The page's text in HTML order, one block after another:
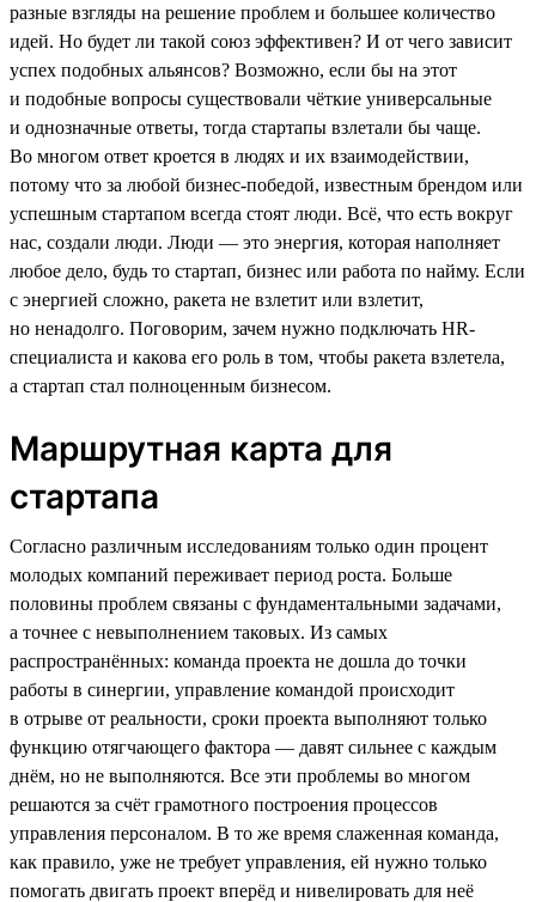
разные взгляды на решение проблем и большее количество
идей. Но будет ли такой союз эффективен? И от чего зависит
успех подобных альянсов? Возможно, если бы на этот
и подобные вопросы существовали чёткие универсальные
и однозначные ответы, тогда стартапы взлетали бы чаще.
Во многом ответ кроется в людях и их взаимодействии,
потому что за любой бизнес-победой, известным брендом или
успешным стартапом всегда стоят люди. Всё, что есть вокруг
нас, создали люди. Люди — это энергия, которая наполняет
любое дело, будь то стартап, бизнес или работа по найму. Если
с энергией сложно, ракета не взлетит или взлетит,
но ненадолго. Поговорим, зачем нужно подключать HR-
специалиста и какова его роль в том, чтобы ракета взлетела,
а стартап стал полноценным бизнесом.
Маршрутная карта для
стартапа
Согласно различным исследованиям только один процент
молодых компаний переживает период роста. Больше
половины проблем связаны с фундаментальными задачами,
а точнее с невыполнением таковых. Из самых
распространённых: команда проекта не дошла до точки
работы в синергии, управление командой происходит
в отрыве от реальности, сроки проекта выполняют только
функцию отягчающего фактора — давят сильнее с каждым
днём, но не выполняются. Все эти проблемы во многом
решаются за счёт грамотного построения процессов
управления персоналом. В то же время слаженная команда,
как правило, уже не требует управления, ей нужно только
помогать двигать проект вперёд и нивелировать для неё